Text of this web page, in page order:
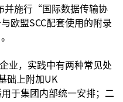
并施行“国际数据传输协
欧盟SCC配套使用的附录
业，实践中有两种常见处
础上附加UK
于集团内部统一安排；二